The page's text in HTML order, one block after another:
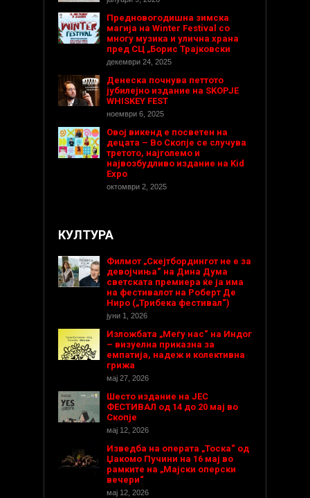
Предновогодишнa зимска
магија на Winter Festival со
многу музика и улична храна
пред СЦ „Борис Трајковски
декември 24, 2025
Денеска почнува петтото
јубилејно издание на SKOPJE
WHISKEY FEST
ноември 6, 2025
Овој викенд е посветен на
децата – Во Скопје се случува
третото, најголемо и
највозбудливо издание на Kid
Expo
октомври 2, 2025
КУЛТУРА
Филмот „Скејтбордингот не е за
девојчиња“ на Дина Дума
светската премиера ќе ја има
на фестивалот на Роберт Де
Ниро („Трибека фестивал“)
јуни 1, 2026
Изложбата „Меѓу нас“ на Индог
– визуелна приказна за
емпатија, надеж и колективна
грижа
мај 27, 2026
Шесто издание на ЈЕС
ФЕСТИВАЛ од 14 до 20 мај во
Скопје
мај 12, 2026
Изведба на операта „Тоска“ од
Џакомо Пучини на 16 мај во
рамките на „Мајски оперски
вечери“
мај 12, 2026